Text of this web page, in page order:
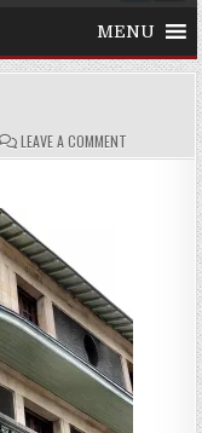
MENU
COMMENTS:
LEAVE A COMMENTON IMG_0122